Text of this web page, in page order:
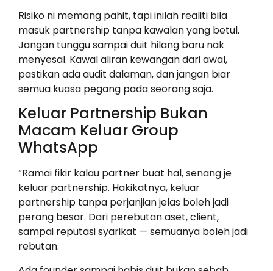
Risiko ni memang pahit, tapi inilah realiti bila
masuk partnership tanpa kawalan yang betul.
Jangan tunggu sampai duit hilang baru nak
menyesal. Kawal aliran kewangan dari awal,
pastikan ada audit dalaman, dan jangan biar
semua kuasa pegang pada seorang saja.
Keluar Partnership Bukan
Macam Keluar Group
WhatsApp
“Ramai fikir kalau partner buat hal, senang je
keluar partnership. Hakikatnya, keluar
partnership tanpa perjanjian jelas boleh jadi
perang besar. Dari perebutan aset, client,
sampai reputasi syarikat — semuanya boleh jadi
rebutan.